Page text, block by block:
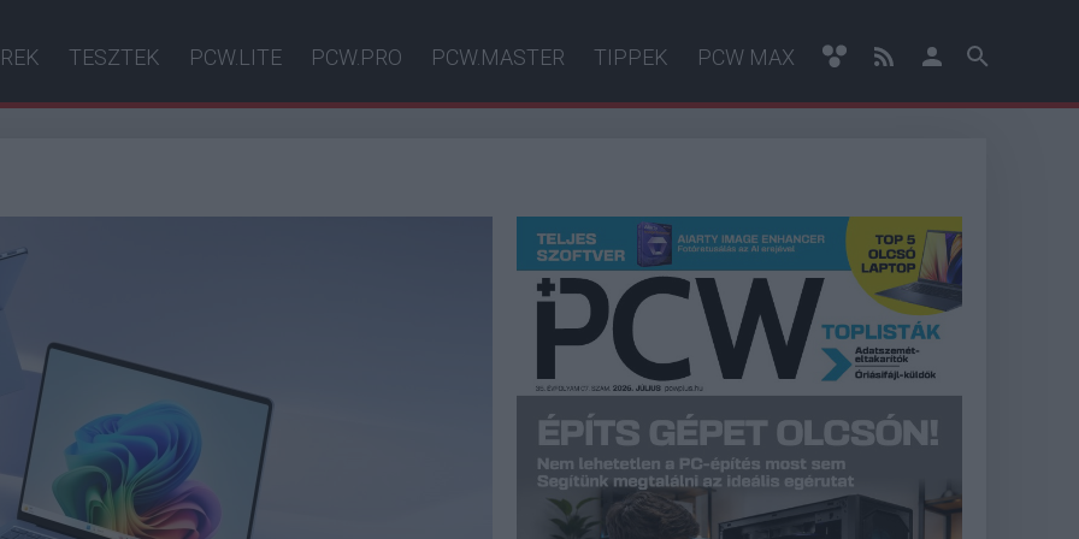
TESZTEK PCW.LITE PCW.PRO PCW.MASTER TIPPEK PCW MAX